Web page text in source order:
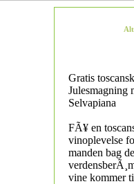
Gratis toscansk
Julesmagning
Selvapiana
FÃ¥ en
vinoplevelse
manden bag de
vine kommer